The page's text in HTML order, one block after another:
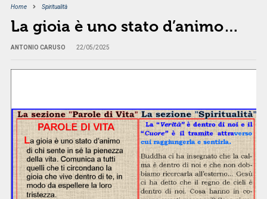
Home Spiritualità
La gioia è uno stato d’animo…
ANTONIO CARUSO 22/05/2025